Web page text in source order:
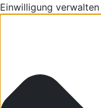
Einwilligung verwalten